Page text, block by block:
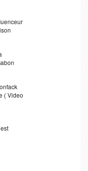
( Video